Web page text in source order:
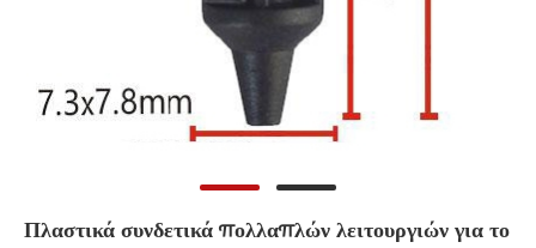
Πλαστικά συνδετικά πολλαπλών λειτουργιών για το